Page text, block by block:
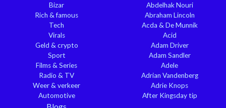
Bizar
Rich & famous
Tech
Virals
Geld & crypto
Sport
Films & Series
Radio & TV
Weer & verkeer
Automotive
Blogs
Abdelhak Nouri
Abraham Lincoln
Acda & De Munnik
Acid
Adam Driver
Adam Sandler
Adele
Adrian Vandenberg
Adrie Knops
After Kingsday tip